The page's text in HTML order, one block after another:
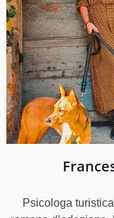
Psicologa